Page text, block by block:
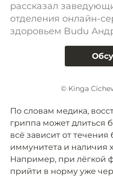
рассказал
отделения онлайн-
здоровьем Budu
© Kinga
По словам медика,
гриппа может длиться
всё зависит от
иммунитета и наличия
Например, при лёгкой
прийти в норму уже